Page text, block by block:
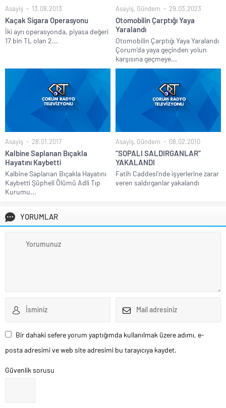
Asayiş 13.08.2013
Kaçak Sigara Operasyonu
İki ayrı operasyonda, piyasa değeri
17 bin TL olan 2...
Asayiş, Gündem 29.03.2023
Otomobilin Çarptığı Yaya
Yaralandı
Otomobilin Çarptığı Yaya Yaralandı
Çorum’da yaya geçinden yolun
karşısına geçmeye...
Asayiş 28.01.2017
Kalbine Saplanan Bıçakla
Hayatını Kaybetti
Kalbine Saplanan Bıçakla Hayatını
Kaybetti Şüpheli Ölümü Adli Tıp
Kurumu...
Asayiş, Gündem 08.02.2010
“SOPALI SALDIRGANLAR”
YAKALANDI
Fatih Caddesi'nde işyerlerine zarar
veren saldırganlar yakalandı
YORUMLAR
Bir dahaki sefere yorum yaptığımda kullanılmak üzere adımı, e-
posta adresimi ve web site adresimi bu tarayıcıya kaydet.
Güvenlik sorusu